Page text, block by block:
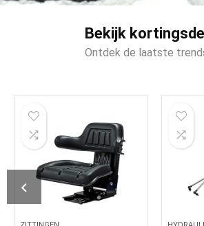
Bekijk
Ontdek de laatste